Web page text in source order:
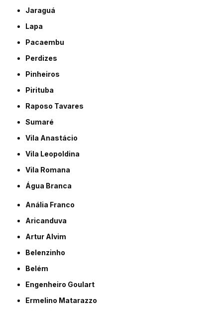
Jaraguá
Lapa
Pacaembu
Perdizes
Pinheiros
Pirituba
Raposo Tavares
Sumaré
Vila Anastácio
Vila Leopoldina
Vila Romana
Água Branca
Anália Franco
Aricanduva
Artur Alvim
Belenzinho
Belém
Engenheiro Goulart
Ermelino Matarazzo